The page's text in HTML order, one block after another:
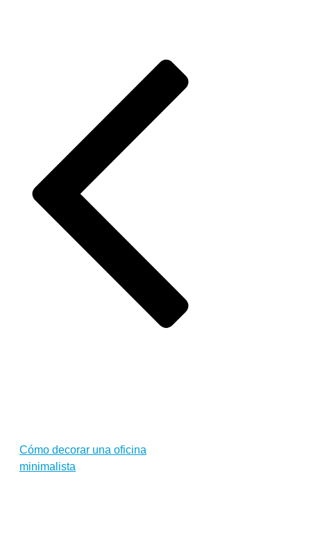
Cómo decorar una oficina
minimalista